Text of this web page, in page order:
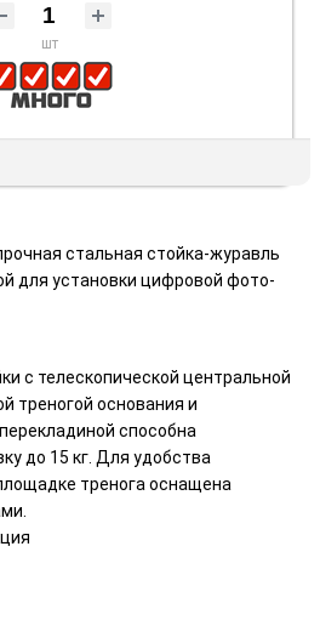
шт
стальная стойка-журавль
для установки цифровой фото-
с телескопической центральной
треногой основания и
способна
до 15 кг. Для удобства
тренога оснащена